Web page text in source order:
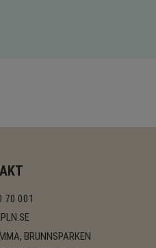
70 001
BRUNNSPARKEN